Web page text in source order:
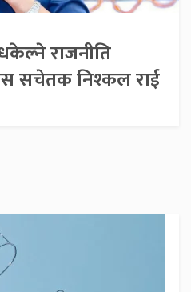
राजनीति
सचेतक निश्कल राई